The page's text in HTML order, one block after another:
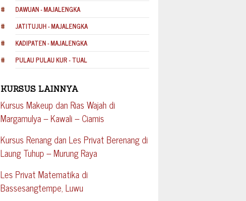
DAWUAN - MAJALENGKA
JATITUJUH - MAJALENGKA
KADIPATEN - MAJALENGKA
PULAU PULAU KUR - TUAL
KURSUS LAINNYA
Kursus Makeup dan Rias Wajah di
Margamulya – Kawali – Ciamis
Kursus Renang dan Les Privat Berenang di
Laung Tuhup – Murung Raya
Les Privat Matematika di
Bassesangtempe, Luwu